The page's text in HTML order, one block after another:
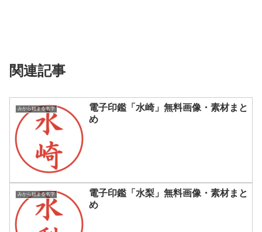
関連記事
みから始まる名字
電子印鑑「水崎」無料画像・素材まと
め
みから始まる名字
電子印鑑「水梨」無料画像・素材まと
め